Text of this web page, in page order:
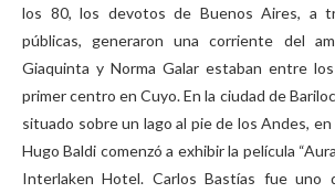
los 80, los devotos de Buenos Aires, a
públicas, generaron una corriente del
Giaquinta y Norma Galar estaban entre
primer centro en Cuyo. En la ciudad de
situado sobre un lago al pie de los Andes,
Hugo Baldi comenzó a exhibir la película
Interlaken Hotel. Carlos Bastías fue uno